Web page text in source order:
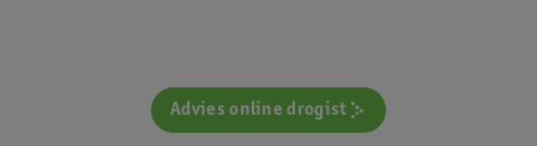
Advies online drogist